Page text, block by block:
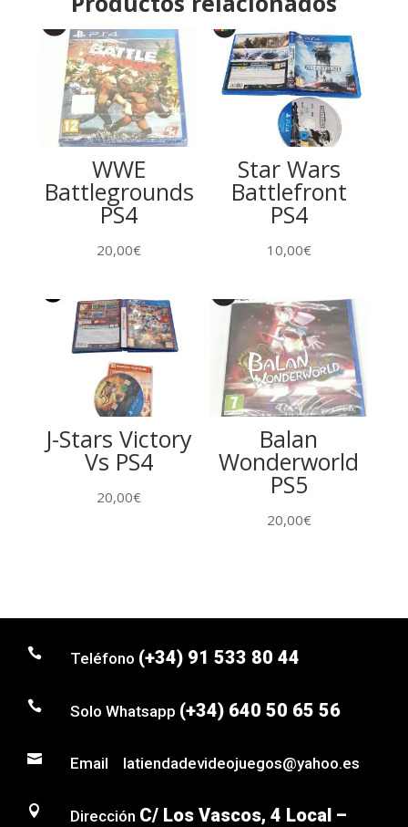
WWE
Battlegrounds
PS4
20,00€
Star Wars
Battlefront
PS4
10,00€
J-Stars Victory
Vs PS4
20,00€
Balan
Wonderworld
PS5
20,00€
 Teléfono (+34) 91 533 80 44
 Solo Whatsapp (+34) 640 50 65 56
 Email latiendadevideojuegos@yahoo.es
 Dirección C/ Los Vascos, 4 Local –